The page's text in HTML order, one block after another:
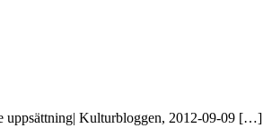
uppsättning| Kulturbloggen, 2012-09-09 […]